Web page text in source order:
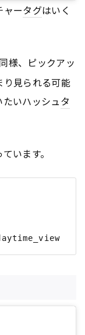
ャータグはいく
同様、ピックアッ
り見られる可能
いハッシュタ
います。
@japan_daytime_view : #japan_daytime_view